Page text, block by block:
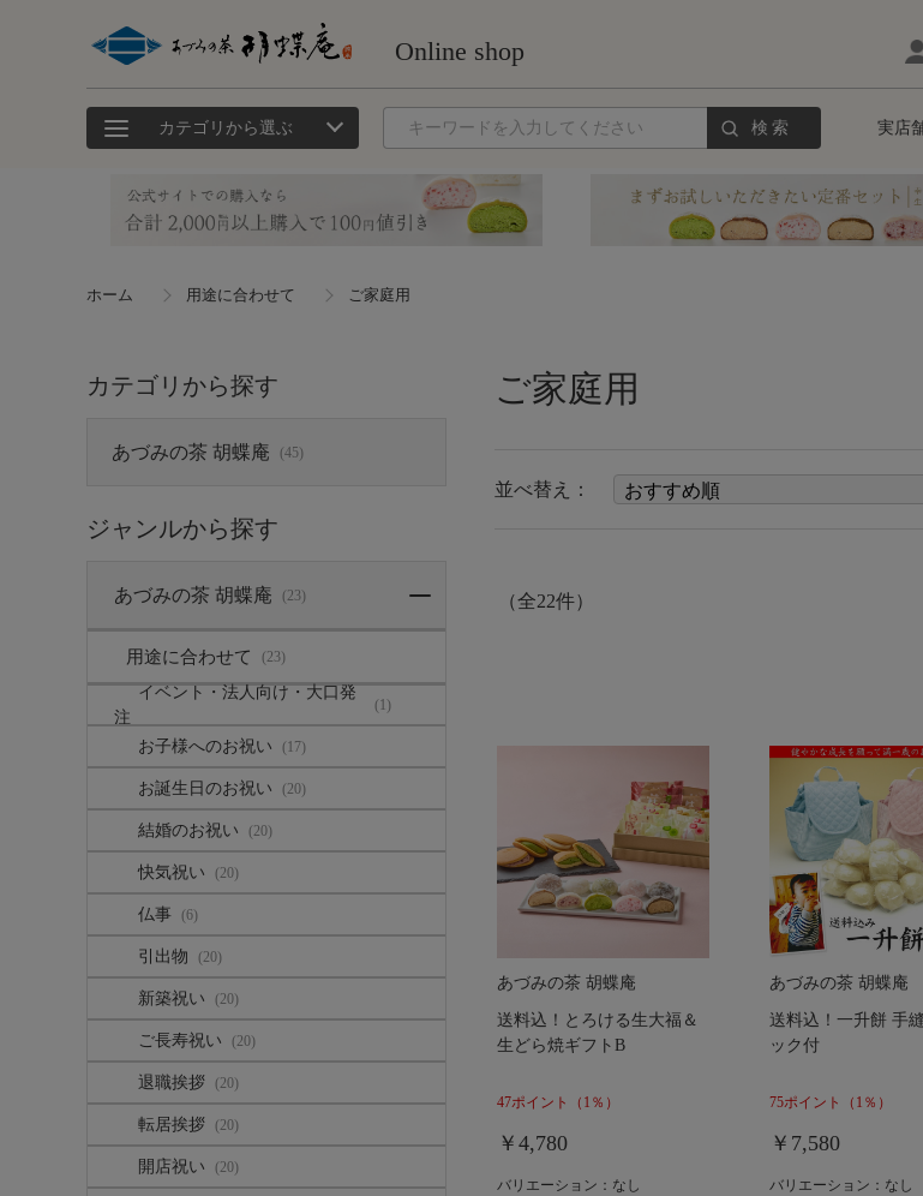
カテゴリから選ぶ 検索 実店
ホーム 用途に合わせて ご家庭用
カテゴリから探す
あづみの茶 胡蝶庵 (45)
ジャンルから探す
あづみの茶 胡蝶庵 (23)
用途に合わせて (23)
イベント・法人向け・大口発
注
(1)
お子様へのお祝い (17)
お誕生日のお祝い (20)
結婚のお祝い (20)
快気祝い (20)
仏事 (6)
引出物 (20)
新築祝い (20)
ご長寿祝い (20)
退職挨拶 (20)
転居挨拶 (20)
開店祝い (20)
ご家庭用
並べ替え：
（全22件）
あづみの茶 胡蝶庵
送料込！とろける生大福＆
生どら焼ギフトB
47ポイント （1％）
￥4,780
バリエーション：なし
あづみの茶 胡蝶庵
送料込！一升餅 手
ック付
75ポイント （1％）
￥7,580
バリエーション：なし